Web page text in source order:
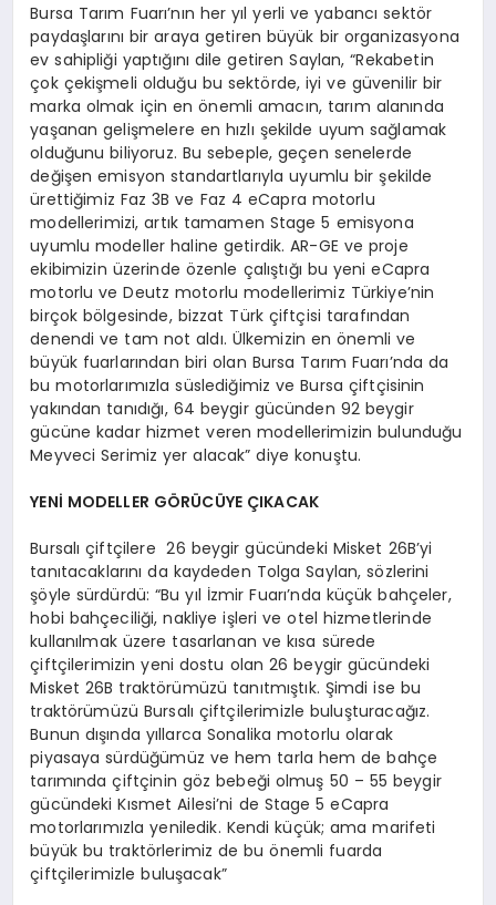
Bursa Tarım Fuarı’nın her yıl yerli ve yabancı sektör
paydaşlarını bir araya getiren büyük bir organizasyona
ev sahipliği yaptığını dile getiren Saylan, “Rekabetin
çok çekişmeli olduğu bu sektörde, iyi ve güvenilir bir
marka olmak için en önemli amacın, tarım alanında
yaşanan gelişmelere en hızlı şekilde uyum sağlamak
olduğunu biliyoruz. Bu sebeple, geçen senelerde
değişen emisyon standartlarıyla uyumlu bir şekilde
ürettiğimiz Faz 3B ve Faz 4 eCapra motorlu
modellerimizi, artık tamamen Stage 5 emisyona
uyumlu modeller haline getirdik. AR-GE ve proje
ekibimizin üzerinde özenle çalıştığı bu yeni eCapra
motorlu ve Deutz motorlu modellerimiz Türkiye’nin
birçok bölgesinde, bizzat Türk çiftçisi tarafından
denendi ve tam not aldı. Ülkemizin en önemli ve
büyük fuarlarından biri olan Bursa Tarım Fuarı’nda da
bu motorlarımızla süslediğimiz ve Bursa çiftçisinin
yakından tanıdığı, 64 beygir gücünden 92 beygir
gücüne kadar hizmet veren modellerimizin bulunduğu
Meyveci Serimiz yer alacak” diye konuştu.
YENİ MODELLER GÖRÜCÜYE ÇIKACAK
Bursalı çiftçilere 26 beygir gücündeki Misket 26B’yi
tanıtacaklarını da kaydeden Tolga Saylan, sözlerini
şöyle sürdürdü: “Bu yıl İzmir Fuarı’nda küçük bahçeler,
hobi bahçeciliği, nakliye işleri ve otel hizmetlerinde
kullanılmak üzere tasarlanan ve kısa sürede
çiftçilerimizin yeni dostu olan 26 beygir gücündeki
Misket 26B traktörümüzü tanıtmıştık. Şimdi ise bu
traktörümüzü Bursalı çiftçilerimizle buluşturacağız.
Bunun dışında yıllarca Sonalika motorlu olarak
piyasaya sürdüğümüz ve hem tarla hem de bahçe
tarımında çiftçinin göz bebeği olmuş 50 – 55 beygir
gücündeki Kısmet Ailesi’ni de Stage 5 eCapra
motorlarımızla yeniledik. Kendi küçük; ama marifeti
büyük bu traktörlerimiz de bu önemli fuarda
çiftçilerimizle buluşacak”